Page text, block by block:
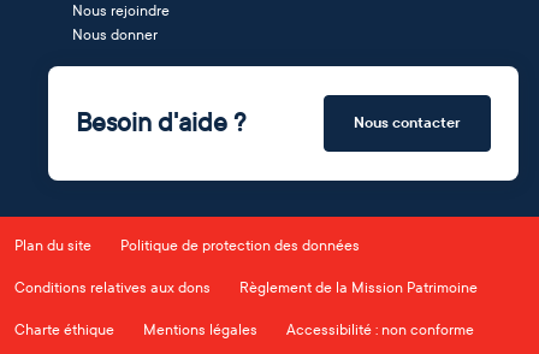
Nous rejoindre
Nous donner
Besoin d'aide ? Nous contacter
Plan du site Politique de protection des données
Conditions relatives aux dons Règlement de la Mission Patrimoine
Charte éthique Mentions légales Accessibilité : non conforme